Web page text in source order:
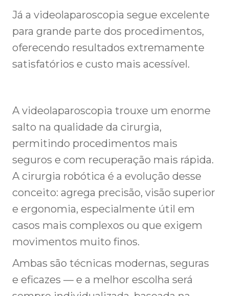
Já a videolaparoscopia segue excelente
para grande parte dos procedimentos,
oferecendo resultados extremamente
satisfatórios e custo mais acessível.
A videolaparoscopia trouxe um enorme
salto na qualidade da cirurgia,
permitindo procedimentos mais
seguros e com recuperação mais rápida.
A cirurgia robótica é a evolução desse
conceito: agrega precisão, visão superior
e ergonomia, especialmente útil em
casos mais complexos ou que exigem
movimentos muito finos.
Ambas são técnicas modernas, seguras
e eficazes — e a melhor escolha será